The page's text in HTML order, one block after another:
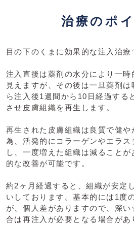
治療のポ
目の下のくまに効果的な注入治療
注入直後は薬剤の水分により一
見えますが、その後は一旦薬剤
ら注入後1週間から10日経過する
させ皮膚組織を再生します。
再生された皮膚組織は良質で健や
為、活発的にコラーゲンやエラス
し、一度増えた組織は減ること
的な改善が可能です。
約2ヶ月経過すると、組織が安定
いしております。基本的には1度
が、個人差がありますので、深
合は再注入が必要となる場合があ